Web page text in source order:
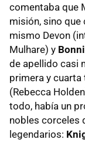
comentaba que
misión, sino
mismo Devon
Mulhare) y
de apellido casi
primera y
(Rebecca
todo, había un
nobles corceles
legendarios: